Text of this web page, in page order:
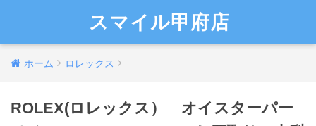
スマイル甲府店
ホーム ロレックス
ROLEX(ロレックス） オイスターパー